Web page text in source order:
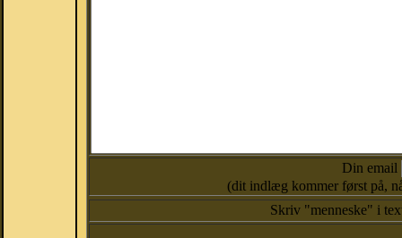
Din email
(dit indlæg kommer først på,
Skriv "menneske" i